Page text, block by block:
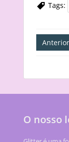
Tags:
de
Anterior
O nosso